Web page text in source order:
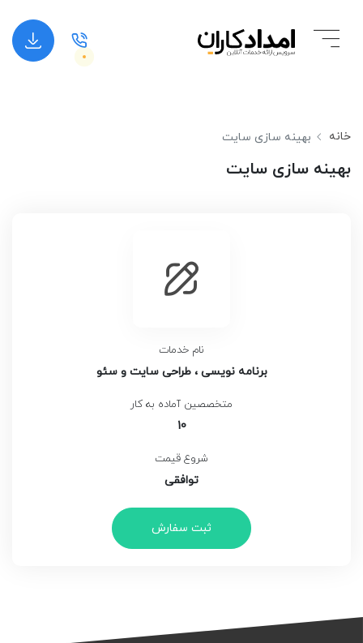
خانه بهینه سازی سایت
بهینه سازی سایت
نام خدمات
برنامه نویسی ، طراحی سایت و سئو
متخصصین آماده به کار
10
شروع قیمت
توافقی
ثبت سفارش